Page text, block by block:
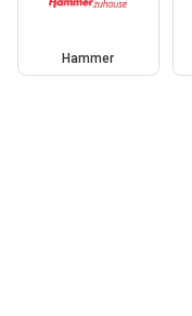
Hammer